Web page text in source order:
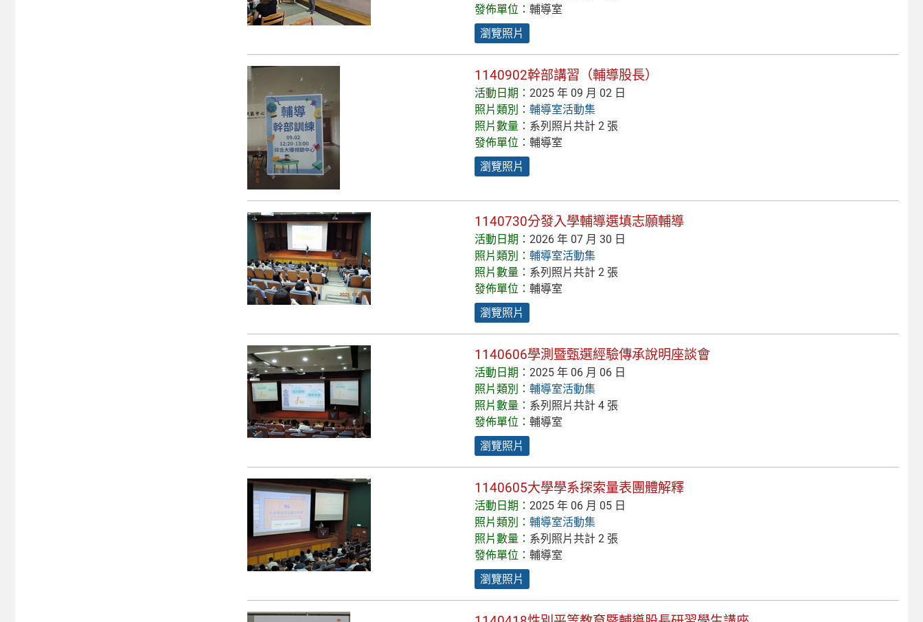
發佈單位：輔導室
瀏覽照片
1140902幹部講習（輔導股長）
活動日期：2025 年 09 月 02 日
照片類別：輔導室活動集
照片數量： 系列照片共計 2 張
發佈單位：輔導室
瀏覽照片
1140730分發入學輔導選填志願輔導
活動日期：2026 年 07 月 30 日
照片類別：輔導室活動集
照片數量： 系列照片共計 2 張
發佈單位：輔導室
瀏覽照片
1140606學測暨甄選經驗傳承說明座談會
活動日期：2025 年 06 月 06 日
照片類別：輔導室活動集
照片數量： 系列照片共計 4 張
發佈單位：輔導室
瀏覽照片
1140605大學學系探索量表團體解釋
活動日期：2025 年 06 月 05 日
照片類別：輔導室活動集
照片數量： 系列照片共計 2 張
發佈單位：輔導室
瀏覽照片